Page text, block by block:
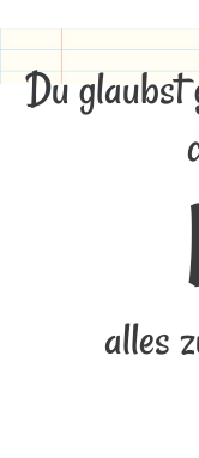
Du glaubst
alles